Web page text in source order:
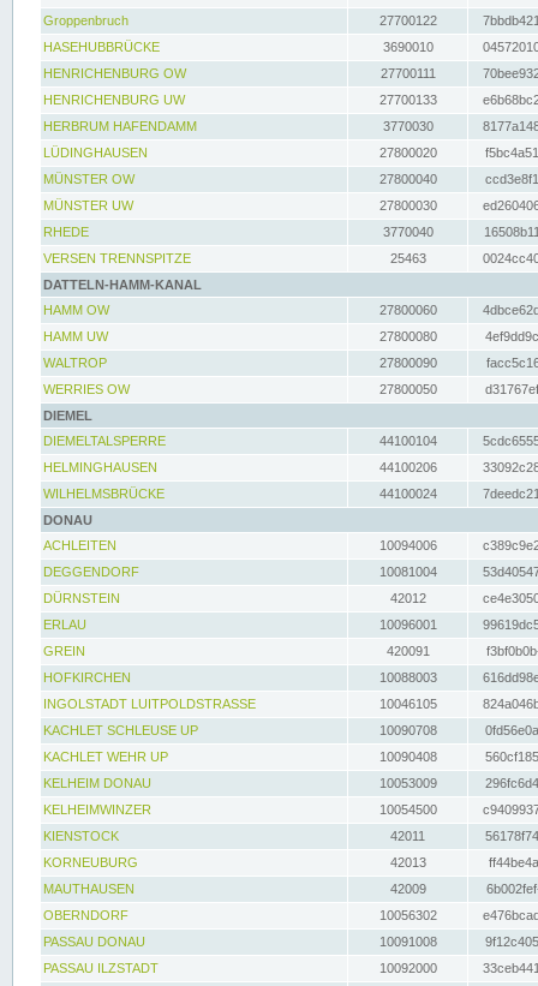
Groppenbruch
27700122
HASEHUBBRÜCKE
3690010
HENRICHENBURG OW
27700111
HENRICHENBURG UW
27700133
HERBRUM HAFENDAMM
3770030
LÜDINGHAUSEN
27800020
MÜNSTER OW
27800040
MÜNSTER UW
27800030
RHEDE
3770040
VERSEN TRENNSPITZE
25463
DATTELN-HAMM-KANAL
HAMM OW
27800060
HAMM UW
27800080
WALTROP
27800090
WERRIES OW
27800050
DIEMEL
DIEMELTALSPERRE
44100104
HELMINGHAUSEN
44100206
WILHELMSBRÜCKE
44100024
DONAU
ACHLEITEN
10094006
DEGGENDORF
10081004
DÜRNSTEIN
42012
ERLAU
10096001
GREIN
420091
HOFKIRCHEN
10088003
INGOLSTADT LUITPOLDSTRASSE
10046105
KACHLET SCHLEUSE UP
10090708
KACHLET WEHR UP
10090408
KELHEIM DONAU
10053009
KELHEIMWINZER
10054500
KIENSTOCK
42011
KORNEUBURG
42013
MAUTHAUSEN
42009
OBERNDORF
10056302
PASSAU DONAU
10091008
PASSAU ILZSTADT
10092000